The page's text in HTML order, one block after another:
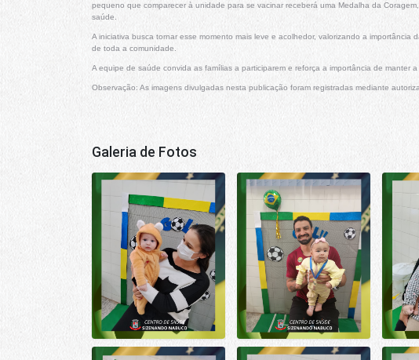
pequeno que comparecer à unidade para se vacinar receberá uma Medalha da
saúde.
A iniciativa busca tornar esse momento mais leve e acolhedor, valorizando a
de toda a comunidade.
A equipe de saúde convida as famílias a participarem e reforça a importância de manter a
Observação: As imagens divulgadas nesta publicação foram registradas mediante
Galeria de Fotos